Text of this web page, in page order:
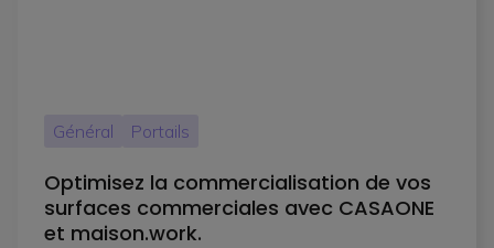
Général Portails
Optimisez la commercialisation de vos
surfaces commerciales avec CASAONE
et maison.work.